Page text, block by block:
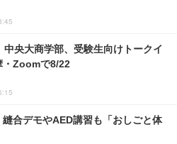
中央大商学部、受験生向けトークイ
・Zoomで8/22
合デモやAED講習も「おしごと体